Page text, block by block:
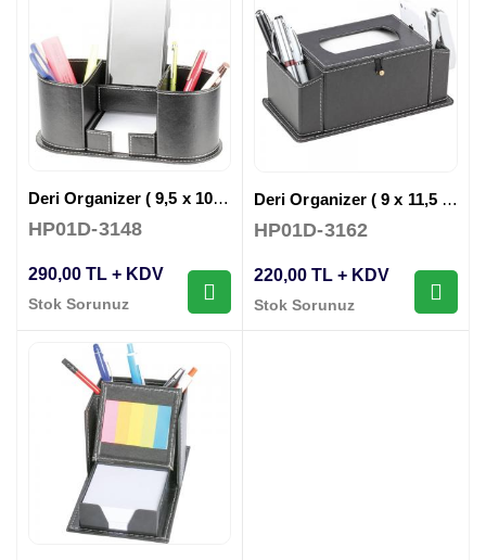
Deri Organizer ( 9,5 x 10,5 x 23,5 cm )
HP01D-3148
290,00 TL + KDV
Stok Sorunuz
Deri Organizer ( 9 x 11,5 x 28 cm )
HP01D-3162
220,00 TL + KDV
Stok Sorunuz